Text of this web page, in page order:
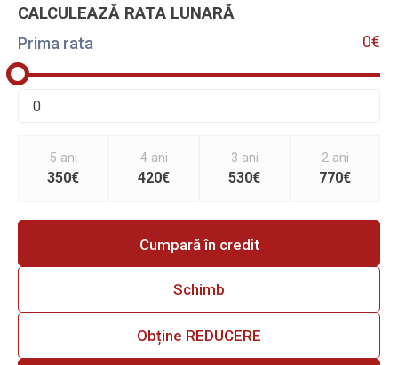
CALCULEAZĂ RATA LUNARĂ
Prima rata 0€
5 ani
350€
4 ani
420€
3 ani
530€
2 ani
770€
Cumpară în credit
Schimb
Obține REDUCERE